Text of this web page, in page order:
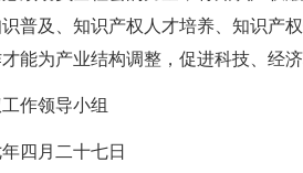
普及、知识产权人才培养、知识产
能为产业结构调整，促进科技、经
作领导小组
四月二十七日